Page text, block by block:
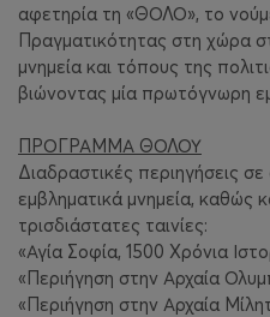
αφετηρία τη «ΘΟΛΟ», το
Πραγματικότητας στη χώρα
μνημεία και τόπους της
βιώνοντας μία πρωτόγνωρη
ΠΡΟΓΡΑΜΜΑ ΘΟΛΟΥ
Διαδραστικές περιηγήσεις σε
εμβληματικά μνημεία, καθώς
τρισδιάστατες ταινίες:
«Αγία Σοφία, 1500 Χρόνια
«Περιήγηση στην Αρχαία
«Περιήγηση στην Αρχαία